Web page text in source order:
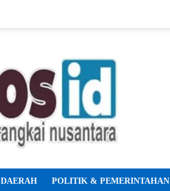
DAERAH POLITIK & PEMERINTAHAN